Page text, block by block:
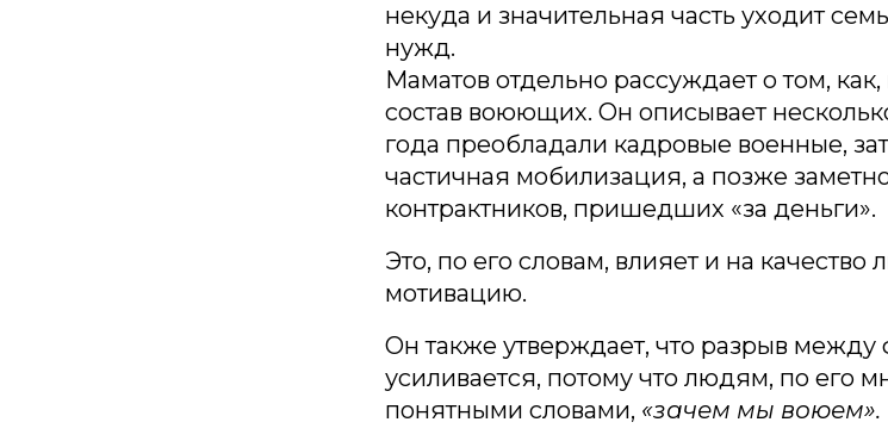
некуда и значительная часть уходит
нужд.
Маматов отдельно рассуждает о том,
состав воюющих. Он описывает
года преобладали кадровые военные,
частичная мобилизация, а позже
контрактников, пришедших «за деньги».
Это, по его словам, влияет и на качество
мотивацию.
Он также утверждает, что разрыв
усиливается, потому что людям, по его
понятными словами, «зачем мы воюем».